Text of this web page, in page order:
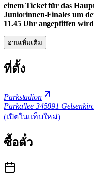
einem Ticket für das
Juniorinnen-Finales um
11.45 Uhr angepfiffen
อ่านเพิ่มเติม
ที่ตั้ง
Parkstadion
Parkallee 345891
(เปิดในแท็บใหม่)
ซื้อตั๋ว